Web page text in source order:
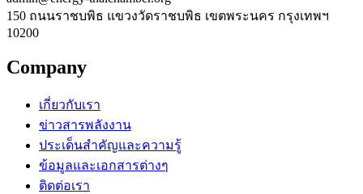
150 ถนนราชบพิธ แขวงวัดราชบพิธ เขตพระนคร กรุงเทพฯ
10200
Company
เกี่ยวกับเรา
ข่าวสารพลังงาน
ประเด็นสำคัญและความรู้
ข้อมูลและเอกสารต่างๆ
ติดต่อเรา